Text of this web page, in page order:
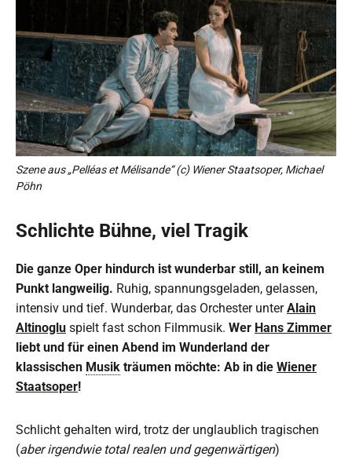
Szene aus „Pelléas et Mélisande“ (c) Wiener Staatsoper, Michael
Pöhn
Schlichte Bühne, viel Tragik
Die ganze Oper hindurch ist wunderbar still, an keinem
Punkt langweilig. Ruhig, spannungsgeladen, gelassen,
intensiv und tief. Wunderbar, das Orchester unterAlain
Altinoglu spielt fast schon Filmmusik. Wer Hans Zimmer
liebt und für einen Abend im Wunderland der
klassischen Musik träumen möchte: Ab in die Wiener
Staatsoper!
Schlicht gehalten wird, trotz der unglaublich tragischen
(aber irgendwie total realen und gegenwärtigen)